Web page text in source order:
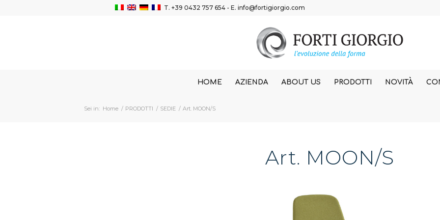
T. +39 0432 757 654 - E. info@fortigiorgio.com
HOME AZIENDA ABOUT US PRODOTTI NOVITÀ
Sei in: Home / PRODOTTI / SEDIE / Art. MOON/S
Art. MOON/S